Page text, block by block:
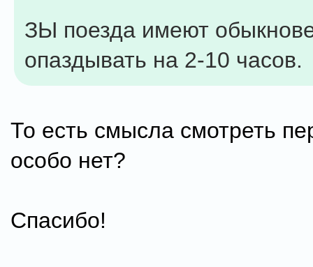
ЗЫ поезда имеют
опаздывать на 2-10 часов.
То есть смысла смотреть
особо нет?
Спасибо!